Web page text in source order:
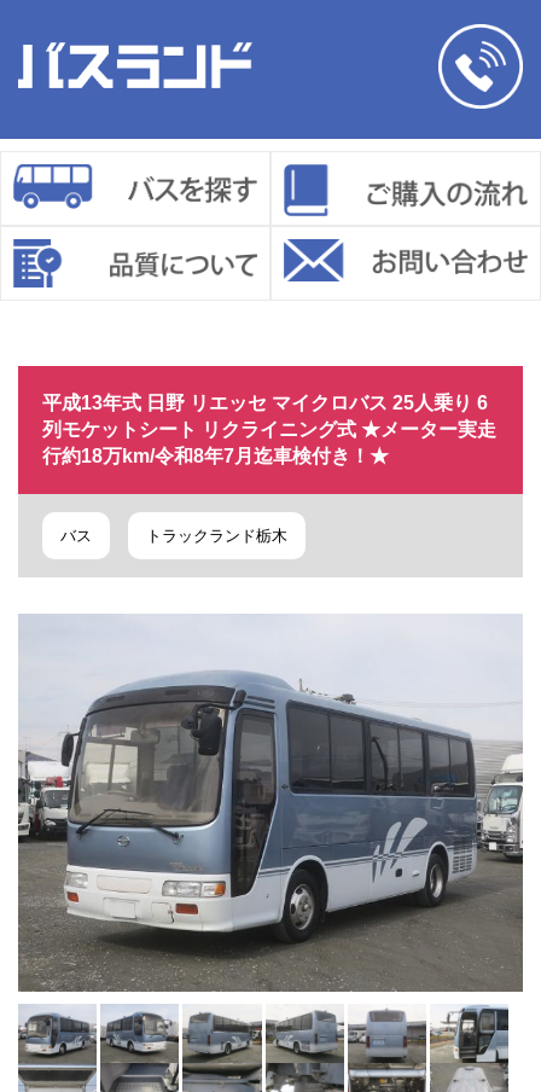
平成13年式 日野 リエッセ マイクロバス 25人乗り 6
列モケットシート リクライニング式 ★メーター実走
行約18万km/令和8年7月迄車検付き！★
バス トラックランド栃木